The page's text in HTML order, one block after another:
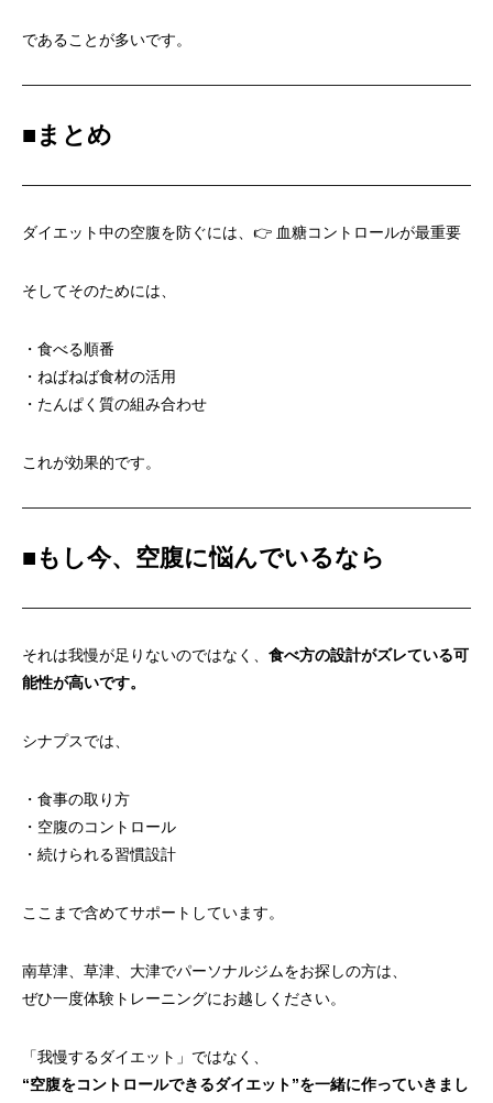
であることが多いです。
■ まとめ
ダイエット中の空腹を防ぐには、👉 血糖コントロールが最重要
そしてそのためには、
・食べる順番
・ねばねば食材の活用
・たんぱく質の組み合わせ
これが効果的です。
■ もし今、空腹に悩んでいるなら
それは我慢が足りないのではなく、 食べ方の設計がズレている可
能性が高いです。
シナプスでは、
・食事の取り方
・空腹のコントロール
・続けられる習慣設計
ここまで含めてサポートしています。
南草津、草津、大津でパーソナルジムをお探しの方は、
ぜひ一度体験トレーニングにお越しください。
「我慢するダイエット」ではなく、
“空腹をコントロールできるダイエット”を一緒に作っていきまし